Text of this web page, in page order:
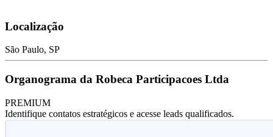
Localização
São Paulo, SP
Organograma da Robeca Participacoes Ltda
PREMIUM
Identifique contatos estratégicos e acesse leads qualificados.